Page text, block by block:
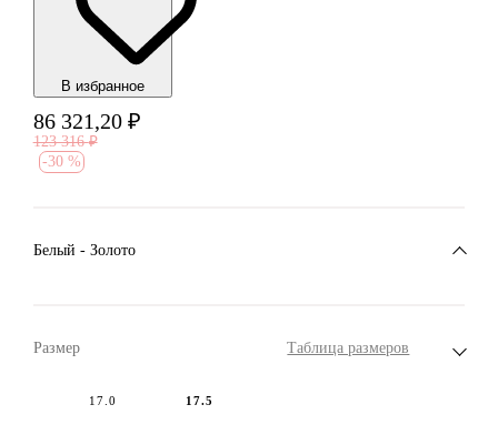
В избранноe
86 321,20 ₽
123 316 ₽
-30 %
Белый - Золото
Размер Таблица размеров
17.0 17.5